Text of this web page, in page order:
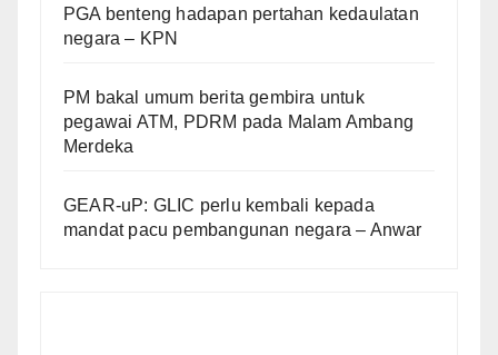
PGA benteng hadapan pertahan kedaulatan
negara – KPN
PM bakal umum berita gembira untuk
pegawai ATM, PDRM pada Malam Ambang
Merdeka
GEAR-uP: GLIC perlu kembali kepada
mandat pacu pembangunan negara – Anwar